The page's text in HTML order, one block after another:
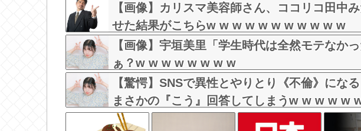
【画像】カリスマ美容師さん、ココリコ田中
せた結果がこちらw w w w w w w w w w w
【画像】宇垣美里「学生時代は全然モテなか
ぁ？w w w w w w w w
【驚愕】SNSで異性とやりとり《不倫》にな
まさかの『こう』回答してしまうw w w w w